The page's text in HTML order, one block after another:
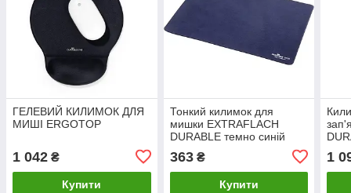
ГЕЛЕВИЙ КИЛИМОК ДЛЯ
МИШІ ERGOTOP
1 042 ₴
Купити
Тонкий килимок для
мишки EXTRAFLACH
DURABLE темно синій
363₴
Купити
1